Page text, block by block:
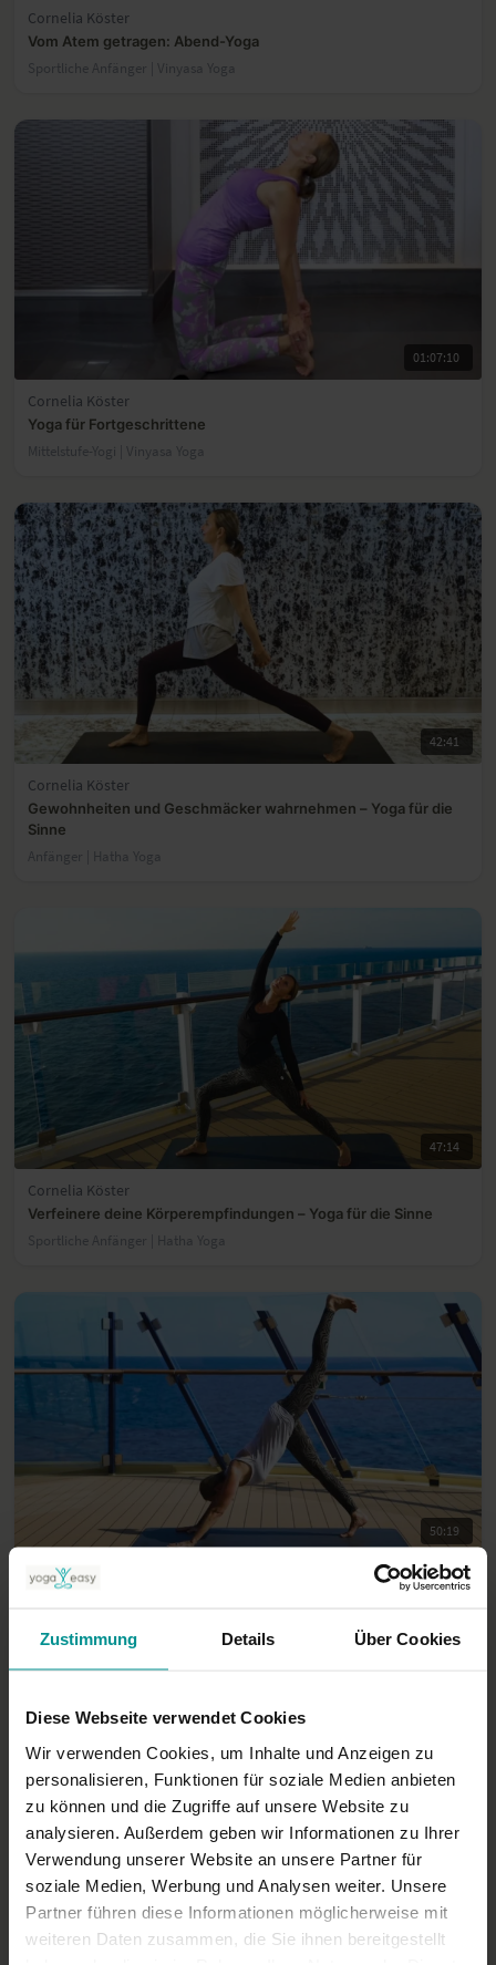
Zustimmung Details Über Cookies
Diese Webseite verwendet Cookies
Wir verwenden Cookies, um Inhalte und Anzeigen zu
personalisieren, Funktionen für soziale Medien anbieten
zu können und die Zugriffe auf unsere Website zu
analysieren. Außerdem geben wir Informationen zu Ihrer
Verwendung unserer Website an unsere Partner für
soziale Medien, Werbung und Analysen weiter. Unsere
Partner führen diese Informationen möglicherweise mit
weiteren Daten zusammen, die Sie ihnen bereitgestellt
Cornelia Köster
Vom Atem getragen: Abend-Yoga
Sportliche Anfänger | Vinyasa Yoga
01:07:10
Cornelia Köster
Yoga für Fortgeschrittene
Mittelstufe-Yogi | Vinyasa Yoga
42:41
Cornelia Köster
Gewohnheiten und Geschmäcker wahrnehmen – Yoga für die
Sinne
Anfänger | Hatha Yoga
47:14
Cornelia Köster
Verfeinere deine Körperempfindungen – Yoga für die Sinne
Sportliche Anfänger | Hatha Yoga
50:19
Cornelia Köster
59:24